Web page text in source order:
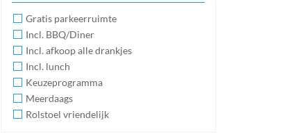
Gratis parkeerruimte
Incl. BBQ/Diner
Incl. afkoop alle drankjes
Incl. lunch
Keuzeprogramma
Meerdaags
Rolstoel vriendelijk